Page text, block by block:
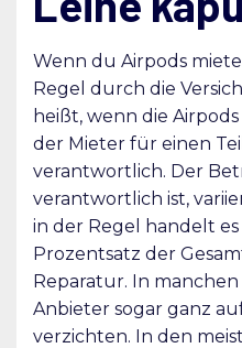
Wenn du Airpods
Regel durch die
heißt, wenn die
der Mieter für einen
verantwortlich. Der
verantwortlich ist,
in der Regel handelt
Prozentsatz der
Reparatur. In
Anbieter sogar ganz
verzichten. In den